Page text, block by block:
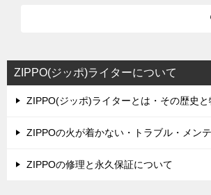
シ
ョ
ZIPPO(ジッポ)ライターについて
ZIPPO(ジッポ)ライターとは・その歴史
ZIPPOの火が着かない・トラブル・メン
ZIPPOの修理と永久保証について